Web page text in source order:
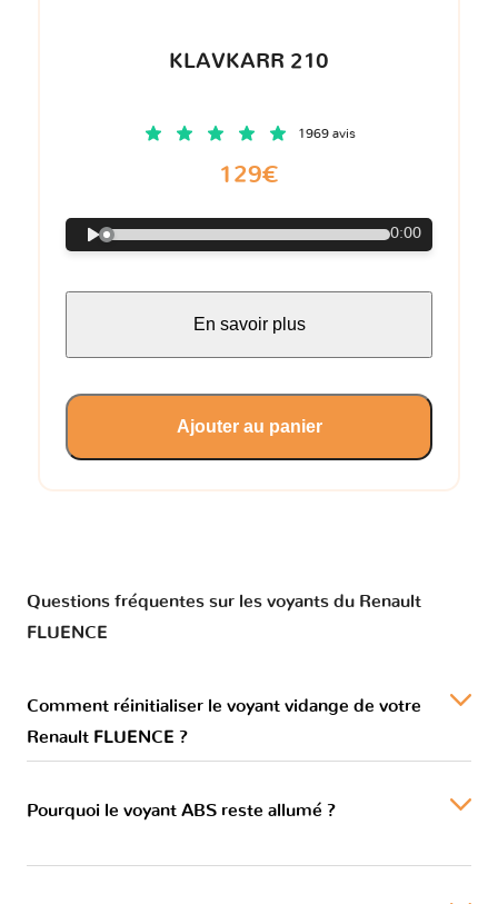
KLAVKARR 210
1969 avis
129€
0:00
En savoir plus
Ajouter au panier
Questions fréquentes sur les voyants du Renault
FLUENCE
Comment réinitialiser le voyant vidange de votre
Renault FLUENCE ?
Pourquoi le voyant ABS reste allumé ?